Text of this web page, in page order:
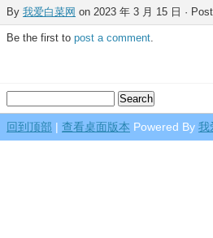
By 我爱白菜网 on 2023 年 3 月 15 日 ·
Be the first to post a comment.
回到顶部 | 查看桌面版本 Powered By 我